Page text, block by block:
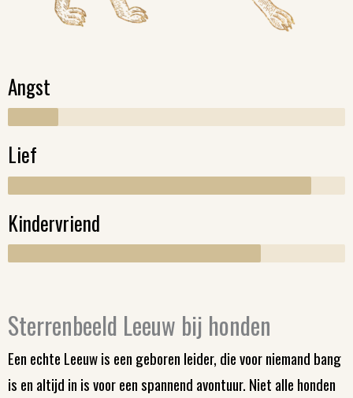
Angst
Lief
Kindervriend
Sterrenbeeld Leeuw bij honden
Een echte Leeuw is een geboren leider, die voor niemand bang
is en altijd in is voor een spannend avontuur. Niet alle honden